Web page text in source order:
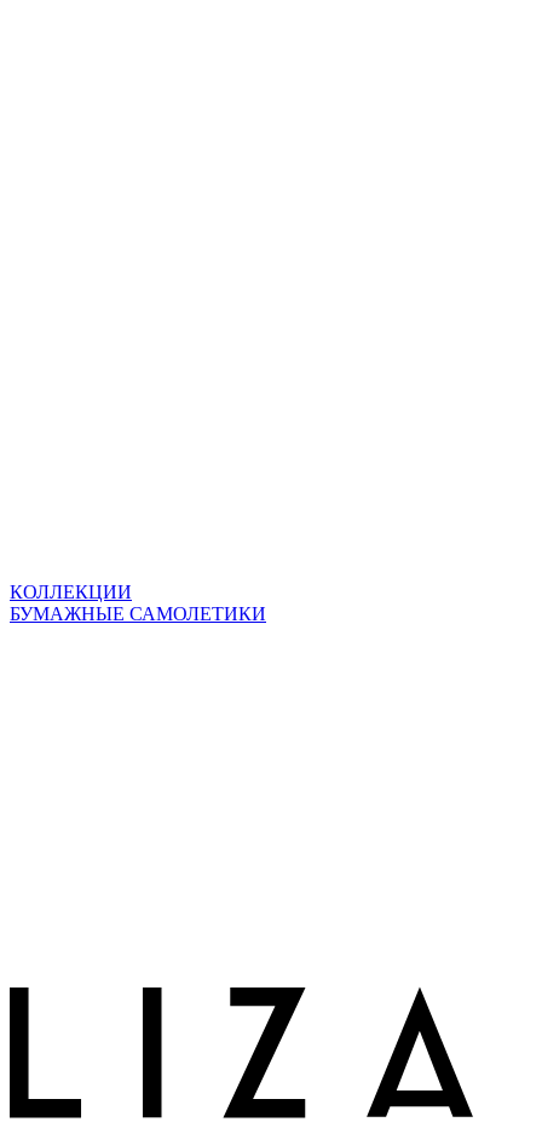
КОЛЛЕКЦИИ
БУМАЖНЫЕ САМОЛЕТИКИ